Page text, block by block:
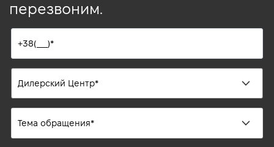
перезвоним.